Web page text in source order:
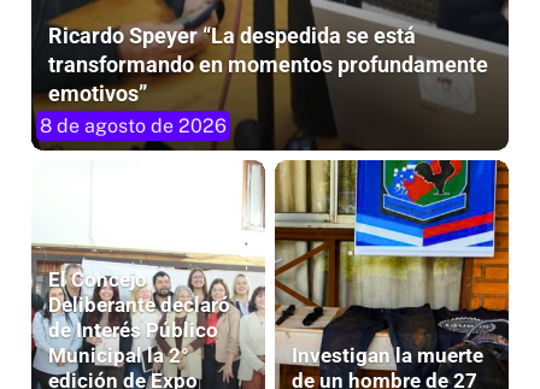
Ricardo Speyer “La despedida se está
transformando en momentos profundamente
emotivos”
8 de agosto de 2026
El Concejo
Deliberante declaró
de Interés Público
Municipal la 2°
edición de Expo
CAMEM Provincial
Investigan la muerte
de un hombre de 27
años tras un